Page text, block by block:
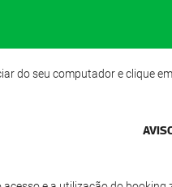
do seu computador e clique